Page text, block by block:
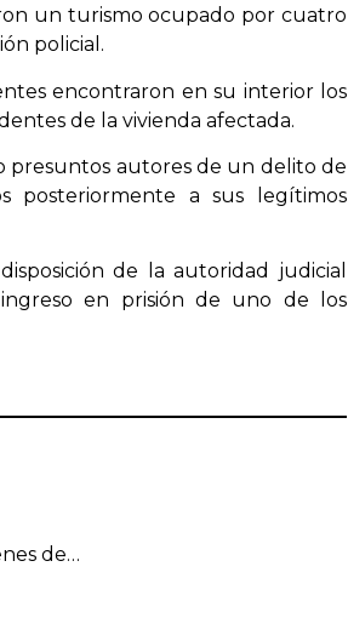
un turismo ocupado por cuatro
policial.
encontraron en su interior los
de la vivienda afectada.
presuntos autores de un delito de
posteriormente a sus legítimos
de la autoridad judicial
en prisión de uno de los
de…